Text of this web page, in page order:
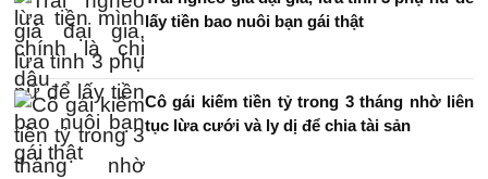
lấy tiền bao nuôi bạn gái thật
Cô gái kiếm tiền tỷ trong 3 tháng nhờ liên
tục lừa cưới và ly dị để chia tài sản